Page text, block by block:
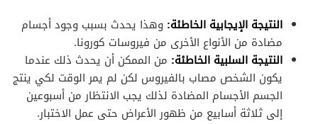
النتيجة الإيجابية الخاطئة: وهذا يحدث بسبب وجود أجسام
مضادة من الأنواع الأخرى من فيروسات كورونا.
النتيجة السلبية الخاطئة: من الممكن أن يحدث ذلك عندما
يكون الشخص مصاب بالفيروس لكن لم يمر الوقت لكي ينتج
الجسم الأجسام المضادة لذلك يجب الانتظار من أسبوعين
إلى ثلاثة أسابيع من ظهور الأعراض حتى عمل الاختبار.